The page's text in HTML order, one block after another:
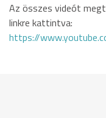
Az összes videót
linkre kattintva:
https://